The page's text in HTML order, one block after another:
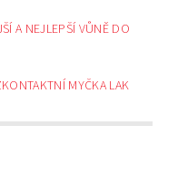
A NEJLEPŠÍ VŮNĚ DO
MYČKA LAK